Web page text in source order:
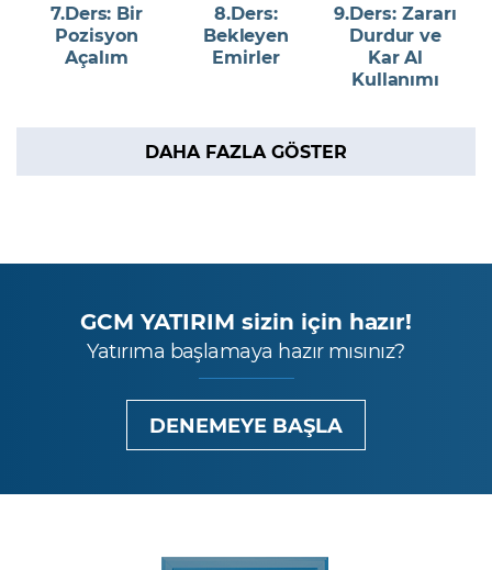
7.Ders: Bir
Pozisyon
Açalım
8.Ders:
Bekleyen
Emirler
9.Ders: Zararı
Durdur ve
Kar Al
Kullanımı
DAHA FAZLA GÖSTER
GCM YATIRIM sizin için hazır!
Yatırıma başlamaya hazır mısınız?
DENEMEYE BAŞLA